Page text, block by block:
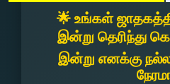
🌟 உங்கள்
இன்று தெரிந்து
இன்று எனக்கு